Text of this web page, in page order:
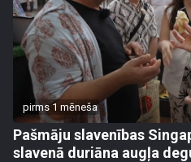
pirms 1 mēneša
Pašmāju slavenības
slavenā duriāna augļa